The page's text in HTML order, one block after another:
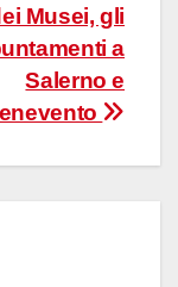
Musei, gli
a
Salerno e